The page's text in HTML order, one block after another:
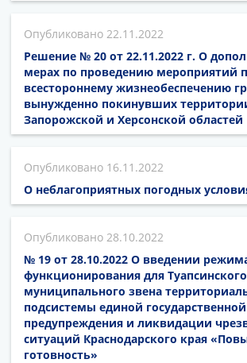
22.11.2022
Решение № 20 от 22.11.2022 г. О
мерах по проведению мероприятий
всестороннему жизнеобеспечению
вынужденно покинувших
Запорожской и Херсонской областей
16.11.2022
О неблагоприятных погодных
28.10.2022
№ 19 от 28.10.2022 О введении
функционирования для Туапсинского
муниципального звена
подсистемы единой
предупреждения и ликвидации
ситуаций Краснодарского края
готовность»